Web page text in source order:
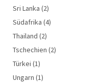
Sri Lanka (2)
Südafrika (4)
Thailand (2)
Tschechien (2)
Türkei (1)
Ungarn (1)